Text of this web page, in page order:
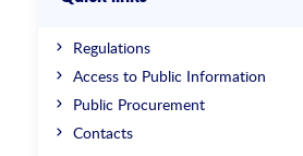
Regulations
Access to Public Information
Public Procurement
Contacts